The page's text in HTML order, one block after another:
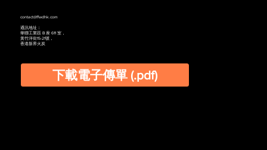
contact@ffwdhk.com
通訊地址：
華聯工業區 B 座 611 室，
黃竹洋街15-21號，
香港新界火炭
下載電子傳單 (.pdf)